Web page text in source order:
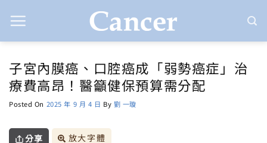
to
子宮內膜癌、口腔癌成「弱勢癌症」治
療費高昂！醫籲健保預算需分配
Posted On 2025 年 9 月 4 日 By 劉 一璇
分享 放大字體